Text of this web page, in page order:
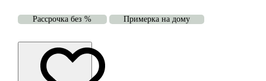
Рассрочка без % Примерка на дому